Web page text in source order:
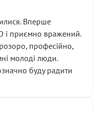
Вперше
і приємно вражений.
професійно,
молоді люди.
буду радити